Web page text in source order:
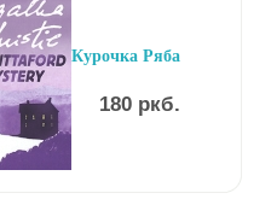
Курочка Ряба
180 ркб.